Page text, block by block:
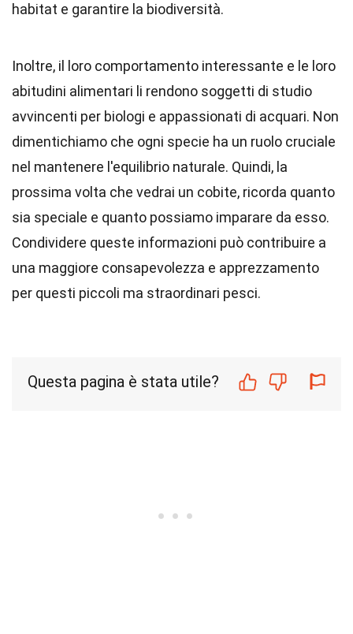
habitat e garantire la biodiversità.
Inoltre, il loro comportamento interessante e le loro
abitudini alimentari li rendono soggetti di studio
avvincenti per biologi e appassionati di acquari. Non
dimentichiamo che ogni specie ha un ruolo cruciale
nel mantenere l'equilibrio naturale. Quindi, la
prossima volta che vedrai un cobite, ricorda quanto
sia speciale e quanto possiamo imparare da esso.
Condividere queste informazioni può contribuire a
una maggiore consapevolezza e apprezzamento
per questi piccoli ma straordinari pesci.
Questa pagina è stata utile?